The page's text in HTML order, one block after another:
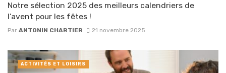
Notre sélection 2025 des meilleurs calendriers de
l’avent pour les fêtes !
Par ANTONIN CHARTIER 21 novembre 2025
ACTIVITÉS ET LOISIRS